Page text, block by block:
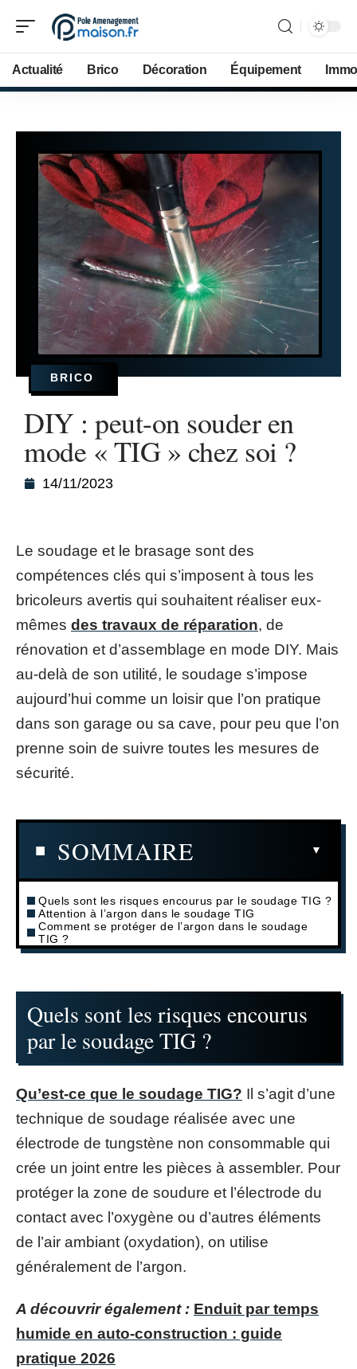
Actualité Brico Décoration Équipement
BRICO
DIY : peut-on souder en
mode « TIG » chez soi ?
14/11/2023
Le soudage et le brasage sont des
compétences clés qui s’imposent à tous les
bricoleurs avertis qui souhaitent réaliser eux-
mêmes des travaux de réparation, de
rénovation et d’assemblage en mode DIY. Mais
au-delà de son utilité, le soudage s’impose
aujourd’hui comme un loisir que l’on pratique
dans son garage ou sa cave, pour peu que l’on
prenne soin de suivre toutes les mesures de
sécurité.
SOMMAIRE
Quels sont les risques encourus par le soudage TIG ?
Attention à l’argon dans le soudage TIG
Comment se protéger de l’argon dans le soudage
TIG ?
Quels sont les risques encourus
par le soudage TIG ?
Qu’est-ce que le soudage TIG? Il s’agit d’une
technique de soudage réalisée avec une
électrode de tungstène non consommable qui
crée un joint entre les pièces à assembler. Pour
protéger la zone de soudure et l’électrode du
contact avec l’oxygène ou d’autres éléments
de l’air ambiant (oxydation), on utilise
généralement de l’argon.
A découvrir également : Enduit par temps
humide en auto-construction : guide
pratique 2026